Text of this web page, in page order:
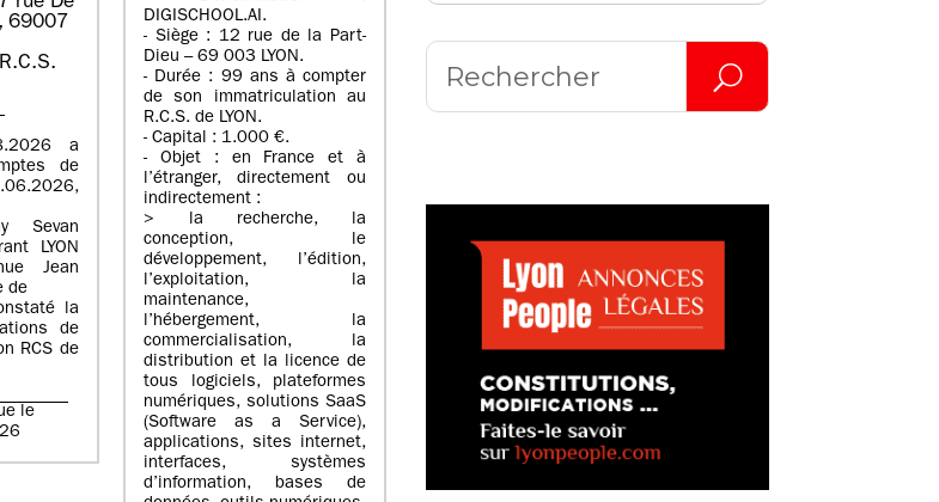
69007
a
de
Sevan
LYON
Jean
de
la
de
RCS de
le
DIGISCHOOL.AI.
- Siège : 12 rue de la Part-
Dieu – 69 003 LYON.
- Durée : 99 ans à compter
de son immatriculation au
R.C.S. de LYON.
- Capital : 1.000 €.
- Objet : en France et à
l’étranger, directement ou
indirectement :
> la recherche, la
conception, le
développement, l’édition,
l’exploitation, la
maintenance,
l’hébergement, la
commercialisation, la
distribution et la licence de
tous logiciels, plateformes
numériques, solutions SaaS
(Software as a Service),
applications, sites internet,
interfaces, systèmes
d’information, bases de